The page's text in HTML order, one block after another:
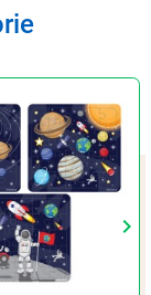
keyboard_arrow_right